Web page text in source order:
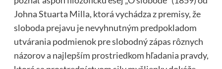
Johna Stuarta Milla, ktorá vychádza z premisy, že
sloboda prejavu je nevyhnutným predpokladom
utvárania podmienok pre slobodný zápas rôznych
názorov a najlepším prostriedkom hľadania pravdy,